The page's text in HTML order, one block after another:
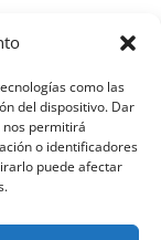
como las
del dispositivo. Dar
nos permitirá
o identificadores
puede afectar